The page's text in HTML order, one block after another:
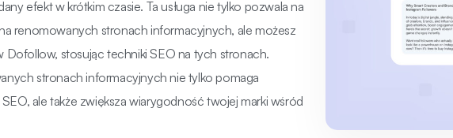
efekt w krótkim czasie. Ta usługa nie tylko pozwala na
renomowanych stronach informacyjnych, ale możesz
Dofollow, stosując techniki SEO na tych stronach.
stronach informacyjnych nie tylko pomaga
ale także zwiększa wiarygodność twojej marki wśród